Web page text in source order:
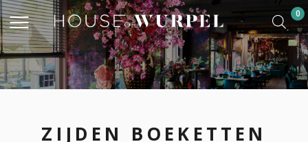
0
ZIJDEN BOEKETTEN